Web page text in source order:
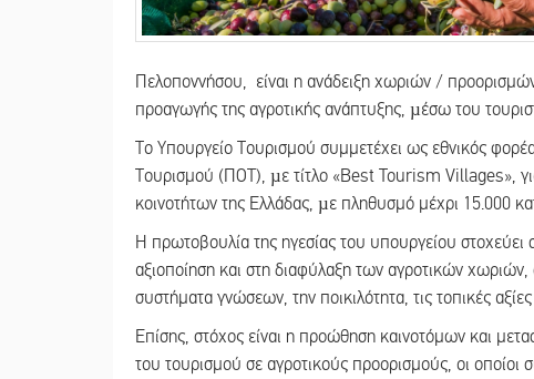
Πελοποννήσου, είναι η ανάδειξη χωριών /
προαγωγής της αγροτικής ανάπτυξης, µέσω του
Το Υπουργείο Τουρισμού συμμετέχει ως εθνικός
Τουρισμού (ΠΟΤ), µε τίτλο «Best Tourism Villages»,
κοινοτήτων της Ελλάδας, µε πληθυσμό μέχρι 15.000
Η πρωτοβουλία της ηγεσίας του υπουργείου
αξιοποίηση και στη διαφύλαξη των αγροτικών
συστήματα γνώσεων, την ποικιλότητα, τις τοπικές
Επίσης, στόχος είναι η προώθηση καινοτόμων και
του τουρισμού σε αγροτικούς προορισμούς, οι